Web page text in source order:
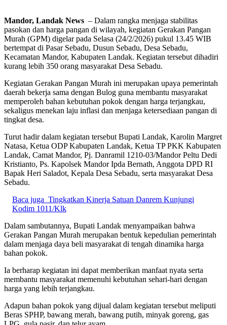
Mandor, Landak News – Dalam rangka menjaga stabilitas
pasokan dan harga pangan di wilayah, kegiatan Gerakan Pangan
Murah (GPM) digelar pada Selasa (24/2/2026) pukul 13.45 WIB
bertempat di Pasar Sebadu, Dusun Sebadu, Desa Sebadu,
Kecamatan Mandor, Kabupaten Landak. Kegiatan tersebut dihadiri
kurang lebih 350 orang masyarakat Desa Sebadu.
Kegiatan Gerakan Pangan Murah ini merupakan upaya pemerintah
daerah bekerja sama dengan Bulog guna membantu masyarakat
memperoleh bahan kebutuhan pokok dengan harga terjangkau,
sekaligus menekan laju inflasi dan menjaga ketersediaan pangan di
tingkat desa.
Turut hadir dalam kegiatan tersebut Bupati Landak, Karolin Margret
Natasa, Ketua ODP Kabupaten Landak, Ketua TP PKK Kabupaten
Landak, Camat Mandor, Pj. Danramil 1210-03/Mandor Peltu Dedi
Kristianto, Ps. Kapolsek Mandor Ipda Bernath, Anggota DPD RI
Bapak Heri Saladot, Kepala Desa Sebadu, serta masyarakat Desa
Sebadu.
Baca juga Tingkatkan Kinerja Satuan Danrem Kunjungi
Kodim 1011/Klk
Dalam sambutannya, Bupati Landak menyampaikan bahwa
Gerakan Pangan Murah merupakan bentuk kepedulian pemerintah
dalam menjaga daya beli masyarakat di tengah dinamika harga
bahan pokok.
Ia berharap kegiatan ini dapat memberikan manfaat nyata serta
membantu masyarakat memenuhi kebutuhan sehari-hari dengan
harga yang lebih terjangkau.
Adapun bahan pokok yang dijual dalam kegiatan tersebut meliputi
Beras SPHP, bawang merah, bawang putih, minyak goreng, gas